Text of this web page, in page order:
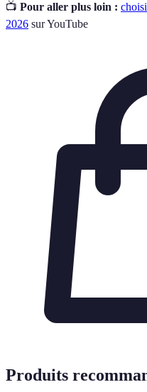
📺 Pour aller plus loin :
2026 sur YouTube
Produits